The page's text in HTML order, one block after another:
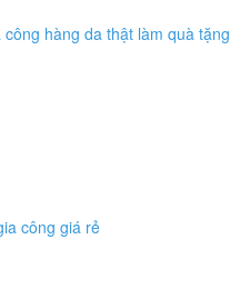
hàng da thật làm quà tặng
công giá rẻ